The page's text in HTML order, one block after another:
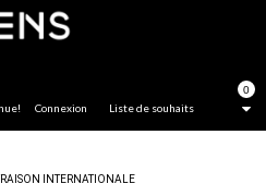
0
Liste de souhaits
Connexion
INTERNATIONALE